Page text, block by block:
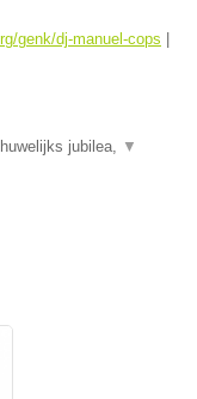
genk/dj-manuel-cops
jubilea, ▼